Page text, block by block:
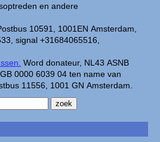
en andere
10591, 1001EN Amsterdam,
signal +31684065516,
Word donateur, NL43 ASNB
0000 6039 04 ten name van
11556, 1001 GN Amsterdam.